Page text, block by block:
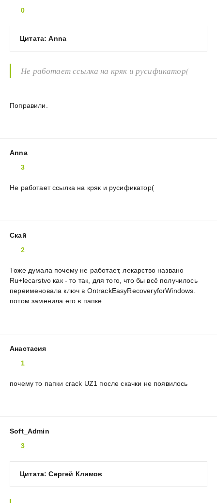
0
Цитата: Anna
Не работает ссылка на кряк и русификатор(
Поправили.
Anna
3
Не работает ссылка на кряк и русификатор(
Скай
2
Тоже думала почему не работает, лекарство названо
Ru+lecarstvo как - то так, для того, что бы всё получилось
переименовала ключ в OntrackEasyRecoveryforWindows.
потом заменила его в папке.
Анастасия
1
почему то папки crack UZ1 после скачки не появилось
Soft_Admin
3
Цитата: Сергей Климов